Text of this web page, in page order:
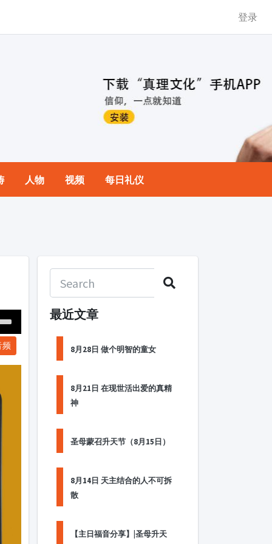
登录
人物 视频 每日礼仪
频
最近文章
8月28日 做个明智的童女
8月21日 在现世活出爱的真精
神
圣母蒙召升天节（8月15日）
8月14日 天主结合的人不可拆
散
【主日福音分享】|圣母升天